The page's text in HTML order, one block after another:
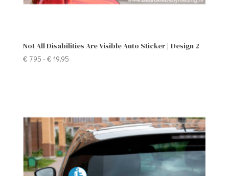
Not All Disabilities Are Visible Auto Sticker | Design 2
€ 7,95 - € 19,95Prijsklasse: